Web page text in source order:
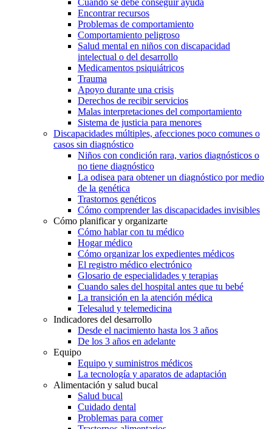
Encontrar recursos
Problemas de comportamiento
Comportamiento peligroso
Salud mental en niños con discapacidad
intelectual o del desarrollo
Medicamentos psiquiátricos
Trauma
Apoyo durante una crisis
Derechos de recibir servicios
Malas interpretaciones del comportamiento
Sistema de justicia para menores
Discapacidades múltiples, afecciones poco comunes o
casos sin diagnóstico
Niños con condición rara, varios diagnósticos o
no tiene diagnóstico
La odisea para obtener un diagnóstico por medio
de la genética
Trastornos genéticos
Cómo comprender las discapacidades invisibles
Cómo planificar y organizarte
Cómo hablar con tu médico
Hogar médico
Cómo organizar los expedientes médicos
El registro médico electrónico
Glosario de especialidades y terapias
Cuando sales del hospital antes que tu bebé
La transición en la atención médica
Telesalud y telemedicina
Indicadores del desarrollo
Desde el nacimiento hasta los 3 años
De los 3 años en adelante
Equipo
Equipo y suministros médicos
La tecnología y aparatos de adaptación
Alimentación y salud bucal
Salud bucal
Cuidado dental
Problemas para comer